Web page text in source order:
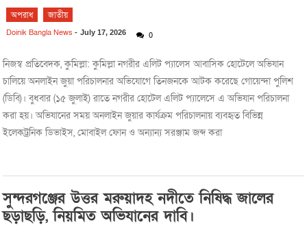
অপরাধ জাতীয়
Doinik Bangla News -July 17, 2026 0
নিজস্ব প্রতিবেদক, কুমিল্লা: কুমিল্লা নগরীর এলিট প্যালেস আবাসিক হোটেলে অভিযান
চালিয়ে অনলাইন জুয়া পরিচালনার অভিযোগে তিনজনকে আটক করেছে গোয়েন্দা পুলিশ
(ডিবি)। বুধবার (১৫ জুলাই) রাতে নগরীর হোটেল এলিট প্যালেসে এ অভিযান পরিচালনা
করা হয়। অভিযানের সময় অনলাইন জুয়ার কার্যক্রম পরিচালনায় ব্যবহৃত বিভিন্ন
ইলেকট্রনিক ডিভাইস, মোবাইল ফোন ও অন্যান্য সরঞ্জাম জব্দ করা
সুন্দরগঞ্জের উত্তর মরুয়াদহ নদীতে নিষিদ্ধ জালের
ছড়াছড়ি, নিয়মিত অভিযানের দাবি।